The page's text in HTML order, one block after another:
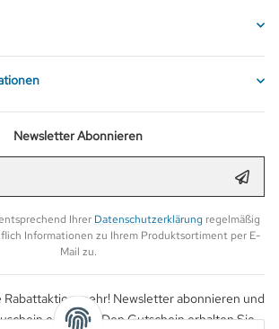
Newsletter Abonnieren
Ihrer Datenschutzerklärung regelmäßig
Informationen zu Ihrem Produktsortiment per E-
Mail zu.
Rabattaktion mehr! Newsletter abonnieren und
erhalten. Den Gutschein erhalten Sie